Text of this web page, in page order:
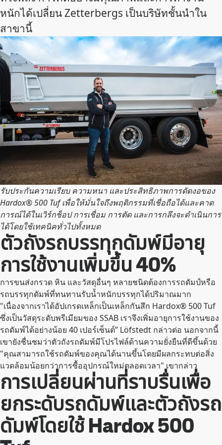
หนักได้เปลี่ยน Zetterbergs เป็นบริษัทชั้นนําใน
สาขานี้
รับประกันความเรียบ ความหนา และประสิทธิภาพการดัดงอของ
Hardox® 500 Tuf เพื่อให้มั่นใจถึงพฤติกรรมที่เชื่อถือได้และคาด
การณ์ได้ในเวิร์กช็อป การเชื่อม การตัด และการกลึงจะดําเนินการ
ได้โดยใช้เทคนิคทั่วไปทั้งหมด
ตัวถังรถบรรทุกดัมพ์มีอายุ
การใช้งานเพิ่มขึ้น 40%
การขนส่งกรวด หิน และวัสดุอื่นๆ หลายชนิดต้องการรถดัมป์หรือ
รถบรรทุกดัมพ์ที่ทนทานรับน้ำหนักบรรทุกได้ปริมาณมาก
"เนื่องจากเราได้อัปเกรดเหล็กเป็นเหล็กกันสึก Hardox® 500 Tuf
ซึ่งเป็นวัสดุระดับพรีเมียมของ SSAB เราจึงเพิ่มอายุการใช้งานของ
รถดัมพ์ได้อย่างน้อย 40 เปอร์เซ็นต์” Löfstedt กล่าวต่อ นอกจากนี้
เขายังชื่นชมว่าตัวถังรถดัมพ์มีโปรไฟล์ด้านความยั่งยืนที่ดีขึ้นด้วย
"คุณสามารถใช้รถดัมพ์ของคุณได้นานขึ้นโดยมีผลกระทบต่อสิ่ง
แวดล้อมน้อยกว่าการซื้ออุปกรณ์ใหม่ตลอดเวลา" เขากล่าว
การเปลี่ยนผ่านที่ราบรื่นเพื่อ
ยกระดับรถดัมพ์และตัวถังรถ
ดัมพ์โดยใช้ Hardox 500